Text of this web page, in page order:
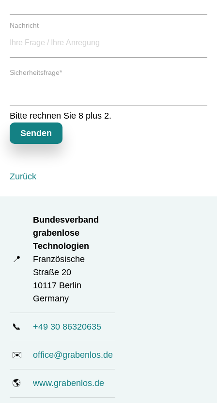
e
lh
t
l
Nachricht
P
h
f
d
Sicherheitsfrage*
Bitte rechnen Sie 8 plus 2.
Senden
Zurück
📍
Bundesverband
grabenlose
Technologien
Französische
Straße 20
10117 Berlin
Germany
📞 +49 30 86320635
✉️ office@grabenlos.de
🌎 www.grabenlos.de